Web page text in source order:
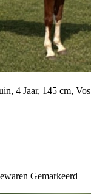
4 Jaar, 145 cm, Vos
Gemarkeerd